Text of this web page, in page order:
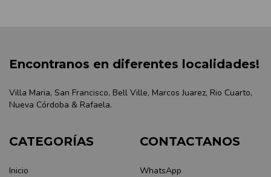
Encontranos en diferentes localidades!
Villa Maria, San Francisco, Bell Ville, Marcos Juarez, Rio Cuarto,
Nueva Córdoba & Rafaela.
CATEGORÍAS
Inicio
CONTACTANOS
WhatsApp